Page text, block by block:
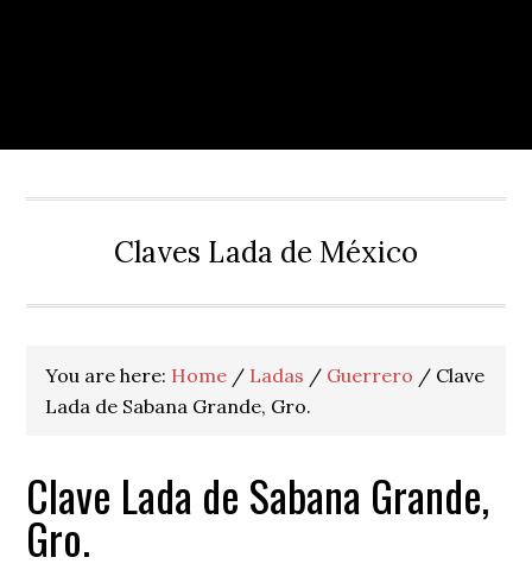
Claves Lada de México
You are here: Home / Ladas / Guerrero / Clave
Lada de Sabana Grande, Gro.
Clave Lada de Sabana Grande,
Gro.